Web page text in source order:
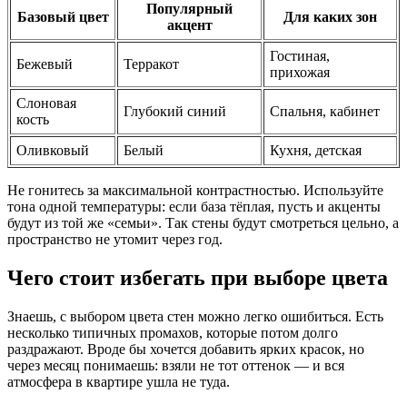
Базовый цвет
Популярный
акцент
Для каких зон
Бежевый Терракот
Гостиная,
прихожая
Слоновая
кость
Глубокий синий Спальня, кабинет
Оливковый Белый Кухня, детская
Не гонитесь за максимальной контрастностью. Используйте
тона одной температуры: если база тёплая, пусть и акценты
будут из той же «семьи». Так стены будут смотреться цельно, а
пространство не утомит через год.
Чего стоит избегать при выборе цвета
Знаешь, с выбором цвета стен можно легко ошибиться. Есть
несколько типичных промахов, которые потом долго
раздражают. Вроде бы хочется добавить ярких красок, но
через месяц понимаешь: взяли не тот оттенок — и вся
атмосфера в квартире ушла не туда.